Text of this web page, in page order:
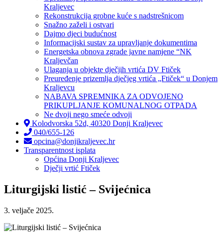
Kraljevec
Rekonstrukcija grobne kuće s nadstrešnicom
Snažno zaželi i ostvari
Dajmo djeci budućnost
Informacijski sustav za upravljanje dokumentima
Energetska obnova zgrade javne namjene “NK
Kraljevčan
Ulaganja u objekte dječjih vrtića DV Ftiček
Preuređenje prizemlja dječjeg vrtića „Ftiček“ u Donjem
Kraljevcu
NABAVA SPREMNIKA ZA ODVOJENO
PRIKUPLJANJE KOMUNALNOG OTPADA
Ne dvoji nego smeće odvoji
Kolodvorska 52d, 40320 Donji Kraljevec
040/655-126
opcina@donjikraljevec.hr
Transparentnost isplata
Općina Donji Kraljevec
Dječji vrtić Ftiček
Liturgijski listić – Svijećnica
3. veljače 2025.